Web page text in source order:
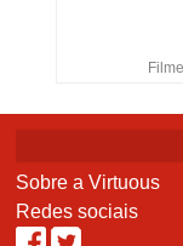
Sobre a Virtuous
Redes sociais